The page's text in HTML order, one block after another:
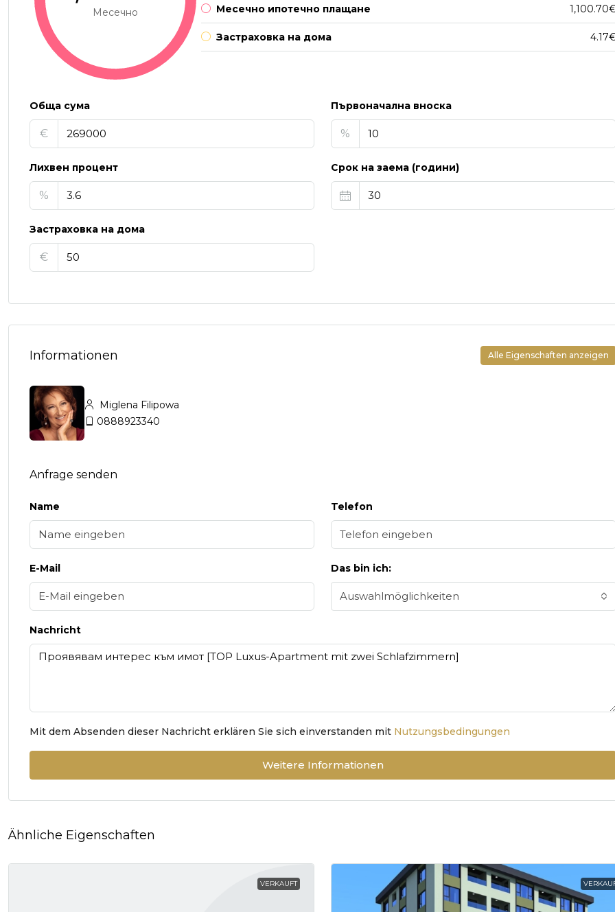
Месечно Месечно ипотечно плащане
Застраховка на дома
Обща сума
€
Първоначална вноска
%
Лихвен процент
%
Срок на заема (години)
Застраховка на дома
€
Informationen Alle Eigenschaften anzeigen
Miglena Filipowa
0888923340
Anfrage senden
Name Telefon
E-Mail Das bin ich:
Auswahlmöglichkeiten
Nachricht
Mit dem Absenden dieser Nachricht erklären Sie sich einverstanden mit Nutzungsbedingungen
Weitere Informationen
Ähnliche Eigenschaften
VERKAUFT